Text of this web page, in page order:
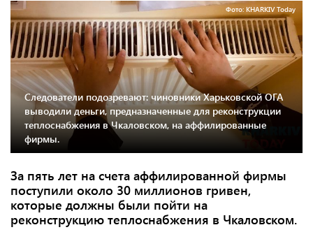
Фото: KHARKIV Today
Следователи подозревают: чиновники Харьковской ОГА
выводили деньги, предназначенные для реконструкции
теплоснабжения в Чкаловском, на аффилированные
фирмы.
За пять лет на счета аффилированной фирмы
поступили около 30 миллионов гривен,
которые должны были пойти на
реконструкцию теплоснабжения в Чкаловском.